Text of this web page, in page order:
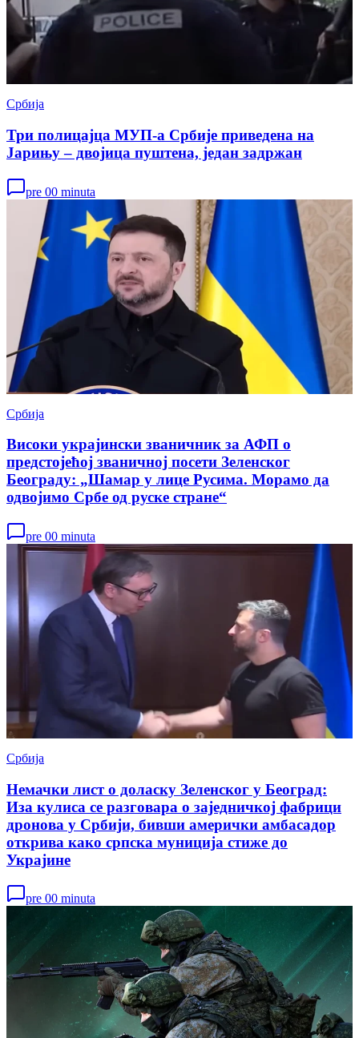
Србија
Три полицајца МУП-а Србије приведена на
Јарињу – двојица пуштена, један задржан
pre 00 minuta
Србија
Високи украјински званичник за АФП о
предстојећој званичној посети Зеленског
Београду: „Шамар у лице Русима. Морамо да
одвојимо Србе од руске стране“
pre 00 minuta
Србија
Немачки лист о доласку Зеленског у Београд:
Иза кулиса се разговара о заједничкој фабрици
дронова у Србији, бивши амерички амбасадор
открива како српска муниција стиже до
Украјине
pre 00 minuta